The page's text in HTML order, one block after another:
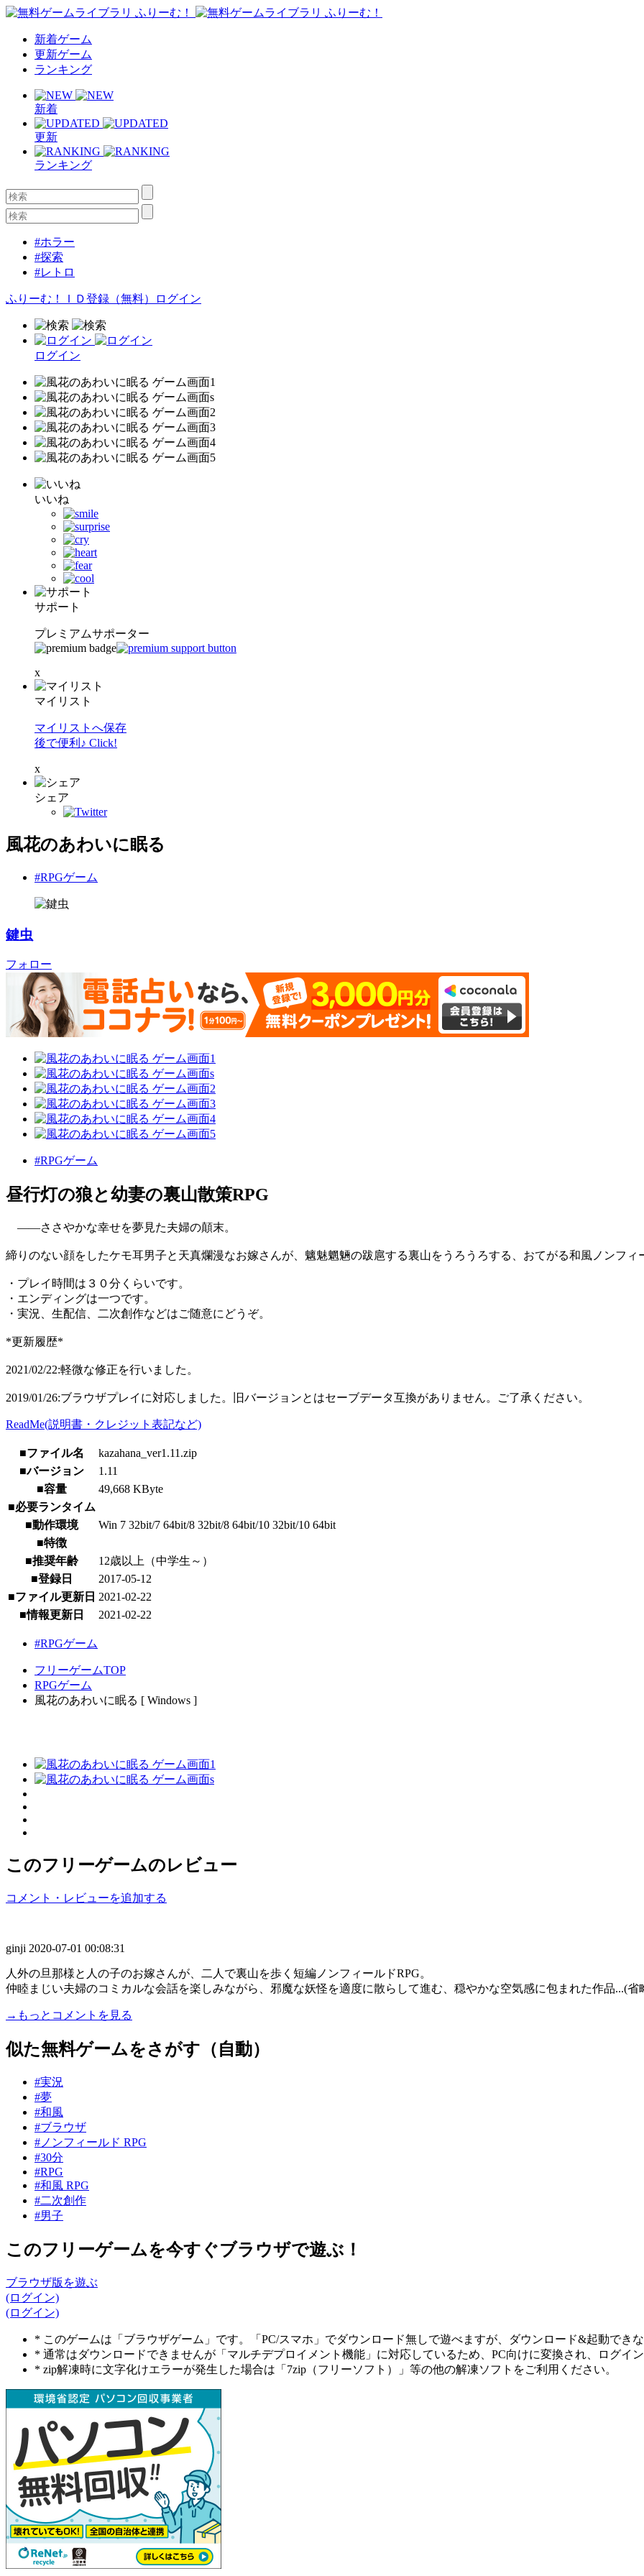
新着ゲーム
更新ゲーム
ランキング
新着
更新
ランキング
#ホラー
#探索
#レトロ
ふりーむ！ＩＤ登録（無料） ログイン
ログイン
いいね
サポート
プレミアムサポーター
x
マイリスト
マイリストへ保存
後で便利♪ Click!
x
シェア
風花のあわいに眠る
#RPGゲーム
鍵虫
フォロー
#RPGゲーム
昼行灯の狼と幼妻の裏山散策RPG
――ささやかな幸せを夢見た夫婦の顛末。
締りのない顔をしたケモ耳男子と天真爛漫なお嫁さんが、魑魅魍魎の跋扈する裏山をうろうろする、おてがる和風ノンフィ
・プレイ時間は３０分くらいです。
・エンディングは一つです。
・実況、生配信、二次創作などはご随意にどうぞ。
*更新履歴*
2021/02/22:軽微な修正を行いました。
2019/01/26:ブラウザプレイに対応しました。旧バージョンとはセーブデータ互換がありません。ご了承ください。
ReadMe(説明書・クレジット表記など)
■ファイル名
kazahana_ver1.11.zip
■バージョン
1.11
■容量
49,668 KByte
■必要ランタイム
■動作環境
Win 7 32bit/7 64bit/8 32bit/8 64bit/10 32bit/10 64bit
■特徴
■推奨年齢
12歳以上（中学生～）
■登録日
2017-05-12
■ファイル更新日 2021-02-22
■情報更新日
2021-02-22
#RPGゲーム
フリーゲームTOP
RPGゲーム
風花のあわいに眠る [ Windows ]
このフリーゲームのレビュー
コメント・レビューを追加する
ginji 2020-07-01 00:08:31
人外の旦那様と人の子のお嫁さんが、二人で裏山を歩く短編ノンフィールドRPG。
仲睦まじい夫婦のコミカルな会話を楽しみながら、邪魔な妖怪を適度に散らして進む、穏やかな空気感に包まれた作品...(省
→もっとコメントを見る
似た無料ゲームをさがす（自動）
#実況
#夢
#和風
#ブラウザ
#ノンフィールド RPG
#30分
#RPG
#和風 RPG
#二次創作
#男子
このフリーゲームを今すぐブラウザで遊ぶ！
ブラウザ版を遊ぶ
(ログイン)
(ログイン)
* このゲームは「ブラウザゲーム」です。「PC/スマホ」でダウンロード無しで遊べますが、ダウンロード&起動でき
* 通常はダウンロードできませんが「マルチデプロイメント機能」に対応しているため、PC向けに変換され、ログイ
* zip解凍時に文字化けエラーが発生した場合は「7zip（フリーソフト）」等の他の解凍ソフトをご利用ください。